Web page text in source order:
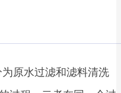
原水过滤和滤料清洗